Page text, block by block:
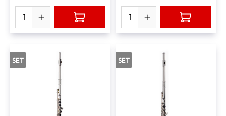
SET SET